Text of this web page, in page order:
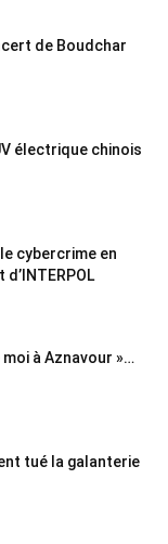
de Boudchar
électrique chinois
cybercrime en
moi à Aznavour »…
tué la galanterie